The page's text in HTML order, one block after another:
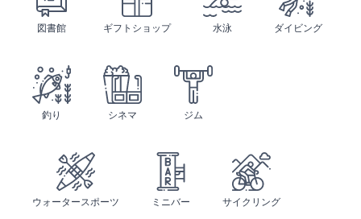
図書館 ギフトショップ 水泳 ダイビング
釣り シネマ ジム
ウォータースポーツ ミニバー サイクリング